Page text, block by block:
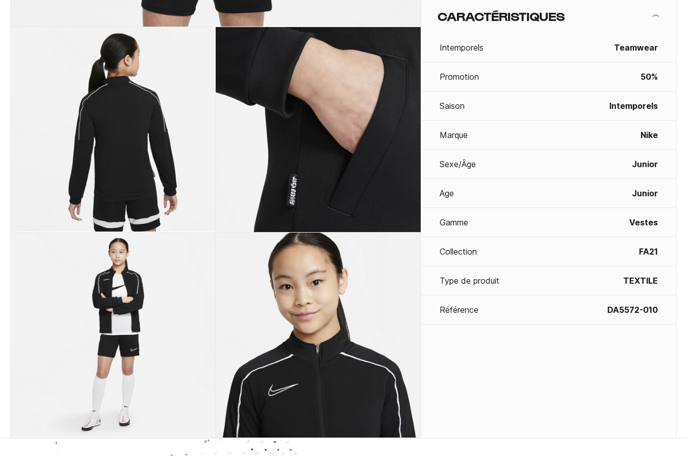
CARACTÉRISTIQUES
Intemporels Teamwear
Promotion 50%
Saison Intemporels
Marque Nike
Sexe/Âge Junior
Age Junior
Gamme Vestes
Collection FA21
Type de produit TEXTILE
Référence DA5572-010